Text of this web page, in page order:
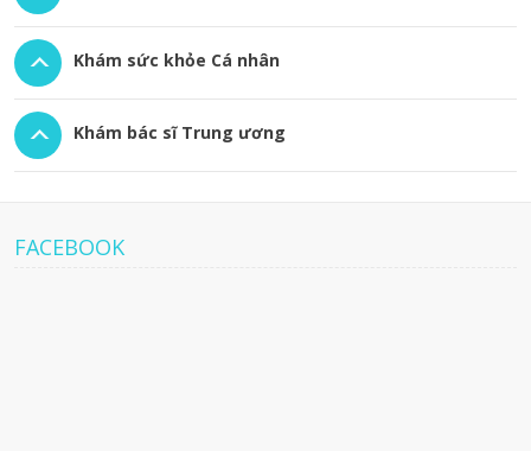
Khám sức khỏe Cá nhân
Khám bác sĩ Trung ương
FACEBOOK